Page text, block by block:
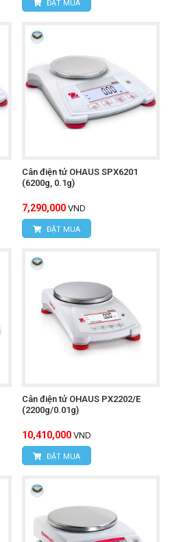
ĐẶT MUA
Cân điện tử OHAUS SPX6201
(6200g, 0.1g)
7,290,000 VND
ĐẶT MUA
Cân điện tử OHAUS PX2202/E
(2200g/0.01g)
10,410,000 VND
ĐẶT MUA